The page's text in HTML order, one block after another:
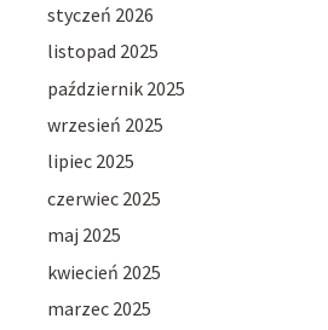
styczeń 2026
listopad 2025
październik 2025
wrzesień 2025
lipiec 2025
czerwiec 2025
maj 2025
kwiecień 2025
marzec 2025